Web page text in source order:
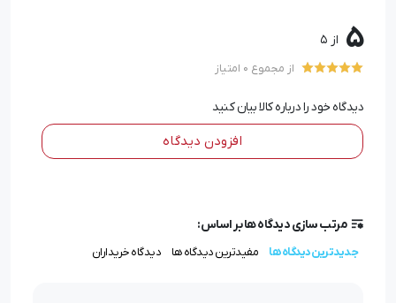
5 از 5
از مجموع 0 امتیاز
دیدگاه خود را درباره کالا بیان کنید
افزودن دیدگاه
مرتب سازی دیدگاه ها بر اساس:
جدیدترین دیدگاه ها مفیدترین دیدگاه ها دیدگاه خریداران